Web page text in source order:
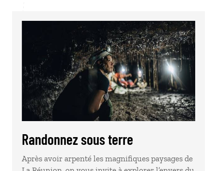
Randonnez sous terre
Après avoir arpenté les magnifiques paysages de